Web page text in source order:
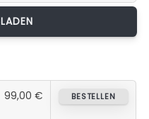
99,00 € BESTELLEN